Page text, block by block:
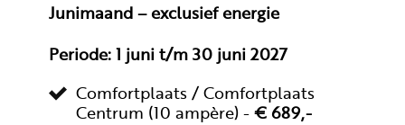
Junimaand – exclusief energie
Periode: 1 juni t/m 30 juni 2027
Comfortplaats / Comfortplaats
Centrum (10 ampère) -€ 689,-